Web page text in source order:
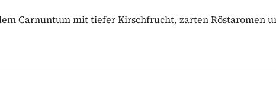
Carnuntum mit tiefer Kirschfrucht, zarten Röstaromen